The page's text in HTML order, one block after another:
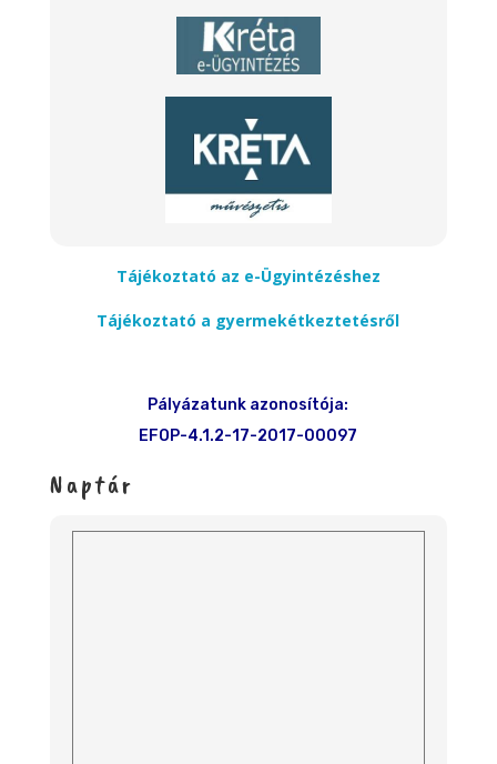
Tájékoztató az e-Ügyintézéshez
Tájékoztató a gyermekétkeztetésről
Pályázatunk azonosítója:
EFOP-4.1.2-17-2017-00097
Naptár